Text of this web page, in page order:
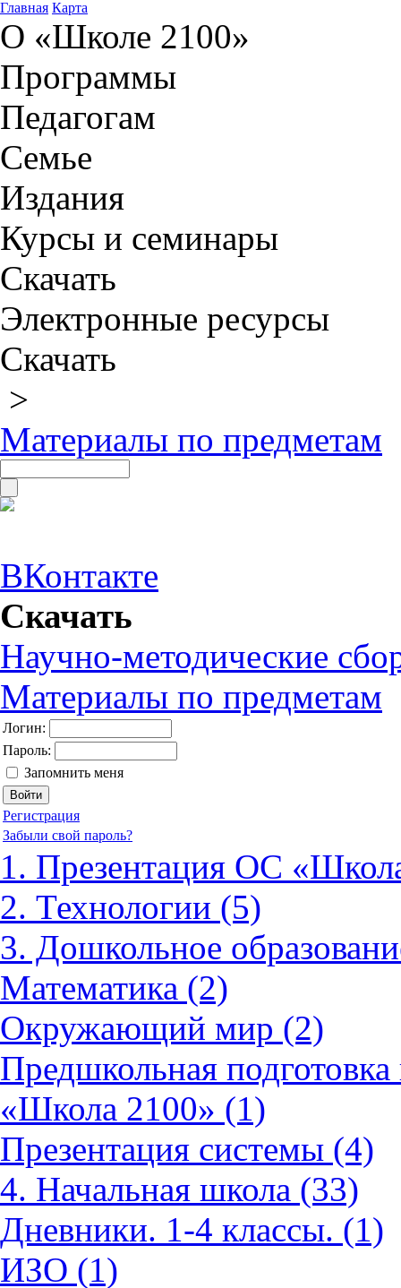
Главная Карта
О «Школе 2100»
Программы
Педагогам
Семье
Издания
Курсы и семинары
Скачать
Электронные ресурсы
Скачать
>
Материалы по предметам
ВКонтакте
Скачать
Научно-методические
Материалы по предметам
Логин:
Пароль:
Запомнить меня
Регистрация
Забыли свой пароль?
1. Презентация ОС
2. Технологии (5)
3. Дошкольное
Математика (2)
Окружающий мир (2)
Предшкольная
«Школа 2100» (1)
Презентация системы (4)
4. Начальная школа (33)
Дневники. 1-4 классы. (1)
ИЗО (1)